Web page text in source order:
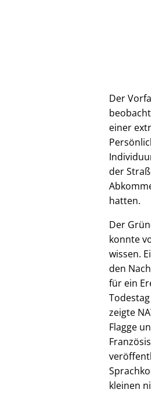
Der
einer
der
hatten.
Der
konnte
wissen.
den
für ein
zeigte
Flagge
kleinen